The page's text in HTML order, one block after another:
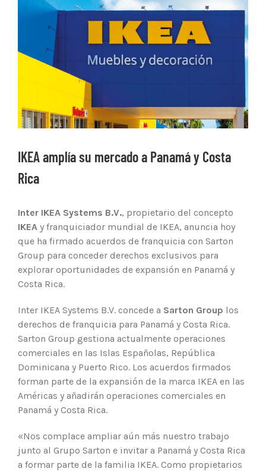
grande
IKEA amplía su mercado a Panamá y Costa
Rica
Inter IKEA Systems B.V., propietario del concepto
IKEA y franquiciador mundial de IKEA, anuncia hoy
que ha firmado acuerdos de franquicia con Sarton
Group para conceder derechos exclusivos para
explorar oportunidades de expansión en Panamá y
Costa Rica.
Inter IKEA Systems B.V. concede a Sarton Group los
derechos de franquicia para Panamá y Costa Rica.
Sarton Group gestiona actualmente operaciones
comerciales en las Islas Españolas, República
Dominicana y Puerto Rico. Los acuerdos firmados
forman parte de la expansión de la marca IKEA en las
Américas y añadirán operaciones comerciales en
Panamá y Costa Rica.
«Nos complace ampliar aún más nuestro trabajo
junto al Grupo Sarton e invitar a Panamá y Costa Rica
a formar parte de la familia IKEA. Como propietarios